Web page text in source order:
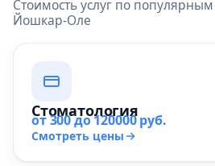
Стоимость услуг по
Йошкар-Оле
Стоматология
от 300 до 120000 руб.
Смотреть цены